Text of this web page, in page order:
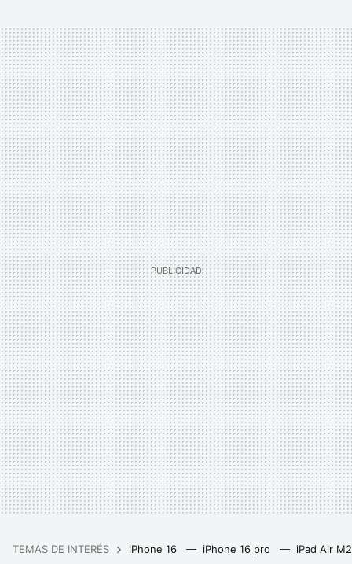
TEMAS DE INTERÉS iPhone 16 iPhone 16 pro iPad Air